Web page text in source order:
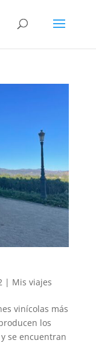
| Mis viajes
vinícolas más
los
se encuentran